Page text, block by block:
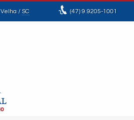
/ SC (47)9.9205-1001